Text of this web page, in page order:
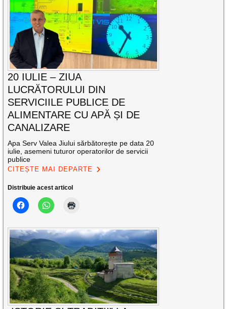
20 IULIE – ZIUA
LUCRĂTORULUI DIN
SERVICIILE PUBLICE DE
ALIMENTARE CU APĂ ȘI DE
CANALIZARE
Apa Serv Valea Jiului sărbătorește pe data 20
iulie, asemeni tuturor operatorilor de servicii
publice
CITEȘTE MAI DEPARTE
Distribuie acest articol